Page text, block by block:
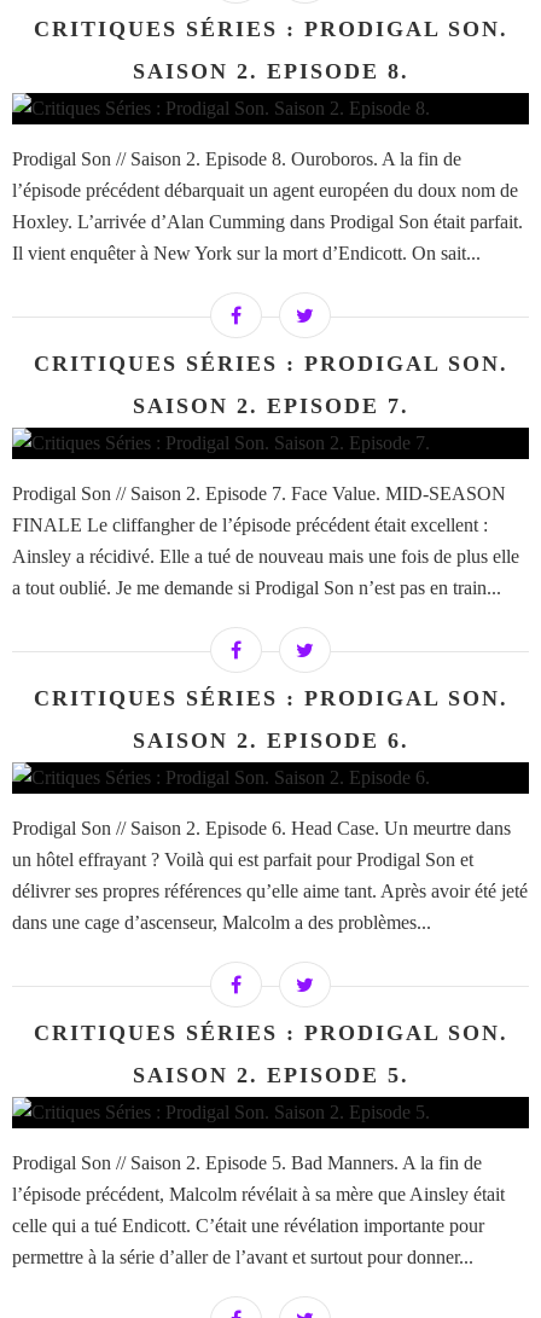
CRITIQUES SÉRIES : PRODIGAL SON.
SAISON 2. EPISODE 8.
Prodigal Son // Saison 2. Episode 8. Ouroboros. A la fin de
l’épisode précédent débarquait un agent européen du doux nom de
Hoxley. L’arrivée d’Alan Cumming dans Prodigal Son était parfait.
Il vient enquêter à New York sur la mort d’Endicott. On sait...
CRITIQUES SÉRIES : PRODIGAL SON.
SAISON 2. EPISODE 7.
Prodigal Son // Saison 2. Episode 7. Face Value. MID-SEASON
FINALE Le cliffangher de l’épisode précédent était excellent :
Ainsley a récidivé. Elle a tué de nouveau mais une fois de plus elle
a tout oublié. Je me demande si Prodigal Son n’est pas en train...
CRITIQUES SÉRIES : PRODIGAL SON.
SAISON 2. EPISODE 6.
Prodigal Son // Saison 2. Episode 6. Head Case. Un meurtre dans
un hôtel effrayant ? Voilà qui est parfait pour Prodigal Son et
délivrer ses propres références qu’elle aime tant. Après avoir été jeté
dans une cage d’ascenseur, Malcolm a des problèmes...
CRITIQUES SÉRIES : PRODIGAL SON.
SAISON 2. EPISODE 5.
Prodigal Son // Saison 2. Episode 5. Bad Manners. A la fin de
l’épisode précédent, Malcolm révélait à sa mère que Ainsley était
celle qui a tué Endicott. C’était une révélation importante pour
permettre à la série d’aller de l’avant et surtout pour donner...